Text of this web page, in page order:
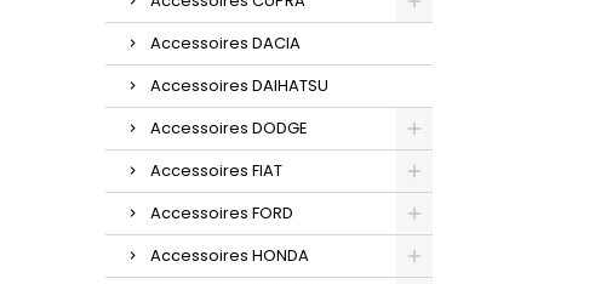
Accessoires DACIA
Accessoires DAIHATSU
Accessoires DODGE
Accessoires FIAT
Accessoires FORD
Accessoires HONDA